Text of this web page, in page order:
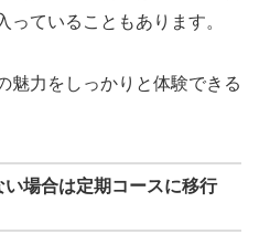
っていることもあります。
魅力をしっかりと体験できる
場合は定期コースに移行